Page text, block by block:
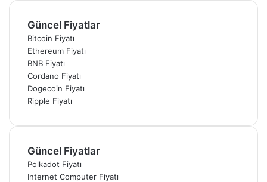
Güncel Fiyatlar
Bitcoin Fiyatı
Ethereum Fiyatı
BNB Fiyatı
Cordano Fiyatı
Dogecoin Fiyatı
Ripple Fiyatı
Güncel Fiyatlar
Polkadot Fiyatı
Internet Computer Fiyatı